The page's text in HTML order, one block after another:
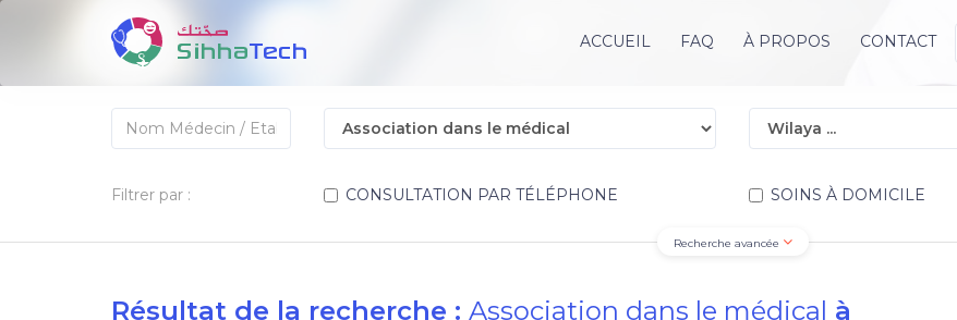
ACCUEIL FAQ À PROPOS CONTACT
Filtrer par : CONSULTATION PAR TÉLÉPHONE SOINS À DOMICILE
Recherche avancée
Résultat de la recherche : Association dans le médical à